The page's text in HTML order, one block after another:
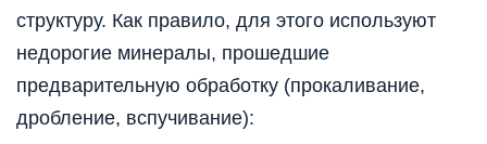
структуру. Как правило, для этого используют
недорогие минералы, прошедшие
предварительную обработку (прокаливание,
дробление, вспучивание):